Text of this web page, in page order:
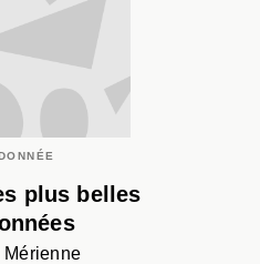
plus belles
Mérienne